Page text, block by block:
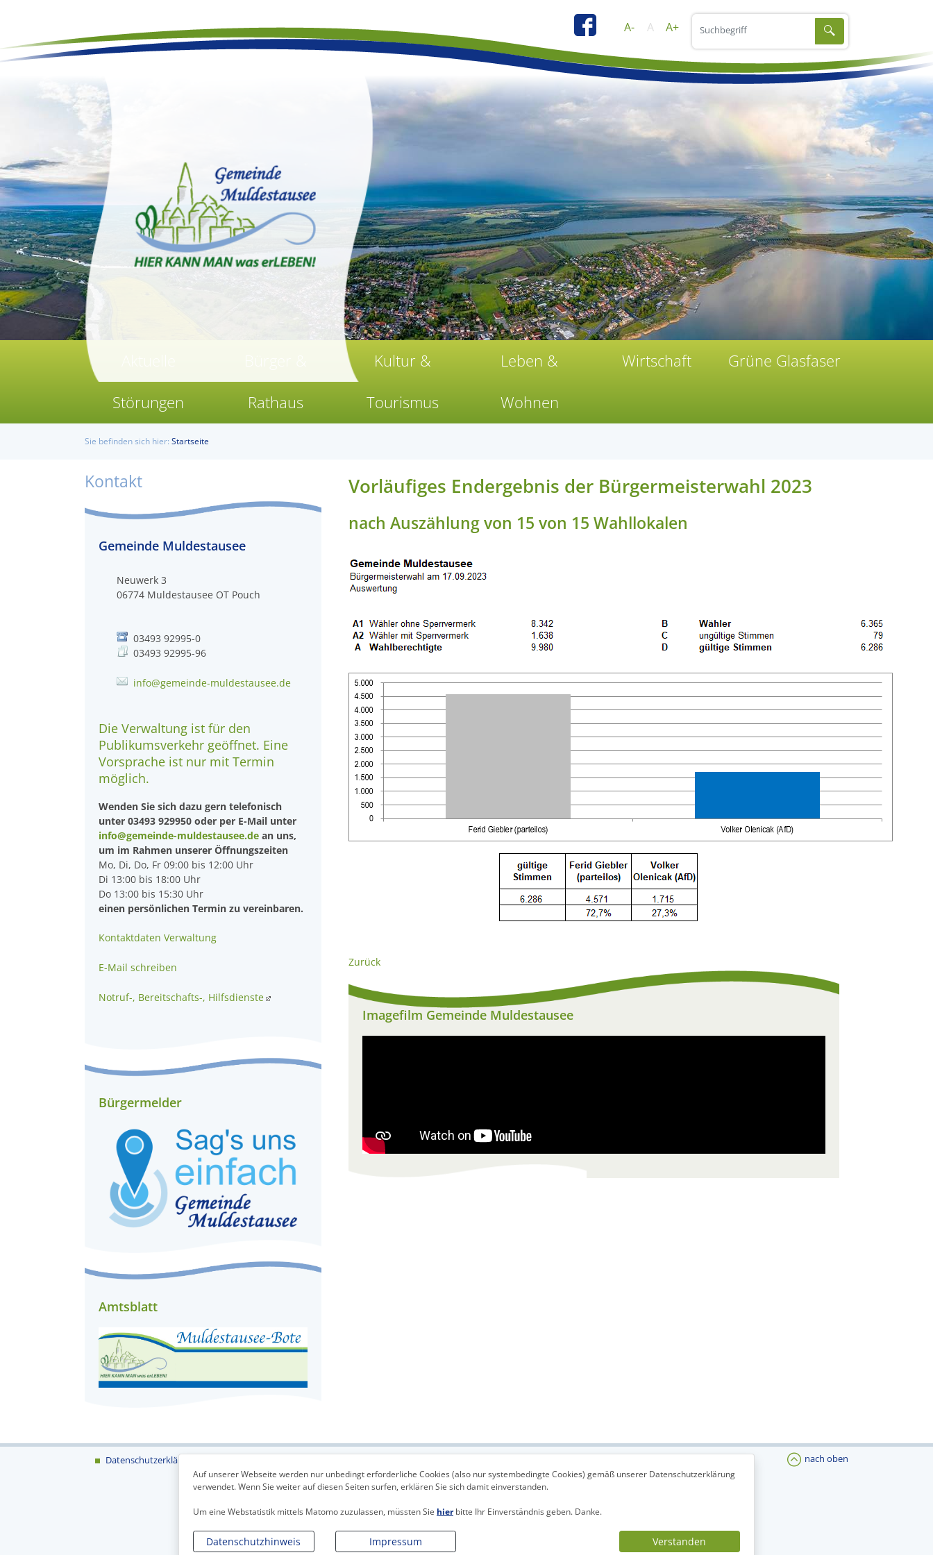
Auf unserer Webseite werden nur unbedingt erforderliche Cookies (also nur systembedingte Cookies) gemäß unserer Datenschutzerklärung
verwendet. Wenn Sie weiter auf diesen Seiten surfen, erklären Sie sich damit einverstanden.
Um eine Webstatistik mittels Matomo zuzulassen, müssten Sie hierbitte Ihr Einverständnis geben. Danke.
Datenschutzhinweis Impressum Verstanden
A- A A+
Störungen Rathaus
Kultur &
Tourismus
Leben &
Wohnen
Wirtschaft Grüne Glasfaser
Sie befinden sich hier: Startseite
Vorläufiges Endergebnis der Bürgermeisterwahl 2023
nach Auszählung von 15 von 15 Wahllokalen
Zurück
Imagefilm Gemeinde Muldestausee
Kontakt
Gemeinde Muldestausee
Neuwerk 3
06774 Muldestausee OT Pouch
03493 92995-0
03493 92995-96
info@gemeinde-muldestausee.de
Die Verwaltung ist für den
Publikumsverkehr geöffnet. Eine
Vorsprache ist nur mit Termin
möglich.
Wenden Sie sich dazu gern telefonisch
unter 03493 929950 oder per E-Mail unter
info@gemeinde-muldestausee.de an uns,
um im Rahmen unserer Öffnungszeiten
Mo, Di, Do, Fr 09:00 bis 12:00 Uhr
Di 13:00 bis 18:00 Uhr
Do 13:00 bis 15:30 Uhr
einen persönlichen Termin zu vereinbaren.
Kontaktdaten Verwaltung
E-Mail schreiben
Notruf-, Bereitschafts-, Hilfsdienste
Bürgermelder
Amtsblatt
Datenschutzerklärung nach oben